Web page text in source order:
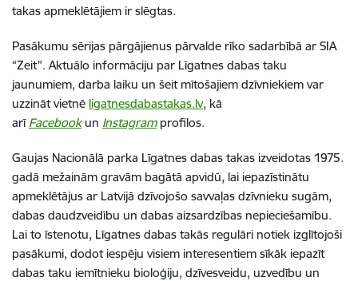
takas apmeklētājiem ir slēgtas.
Pasākumu sērijas pārgājienus pārvalde rīko sadarbībā ar SIA
“Zeit”. Aktuālo informāciju par Līgatnes dabas taku
jaunumiem, darba laiku un šeit mītošajiem dzīvniekiem var
uzzināt vietnē ligatnesdabastakas.lv, kā
arī Facebookun Instagramprofilos.
Gaujas Nacionālā parka Līgatnes dabas takas izveidotas 1975.
gadā mežainām gravām bagātā apvidū, lai iepazīstinātu
apmeklētājus ar Latvijā dzīvojošo savvaļas dzīvnieku sugām,
dabas daudzveidību un dabas aizsardzības nepieciešamību.
Lai to īstenotu, Līgatnes dabas takās regulāri notiek izglītojoši
pasākumi, dodot iespēju visiem interesentiem sīkāk iepazīt
dabas taku iemītnieku bioloģiju, dzīvesveidu, uzvedību un